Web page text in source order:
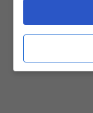
L’importante è
(Turiweb.it)